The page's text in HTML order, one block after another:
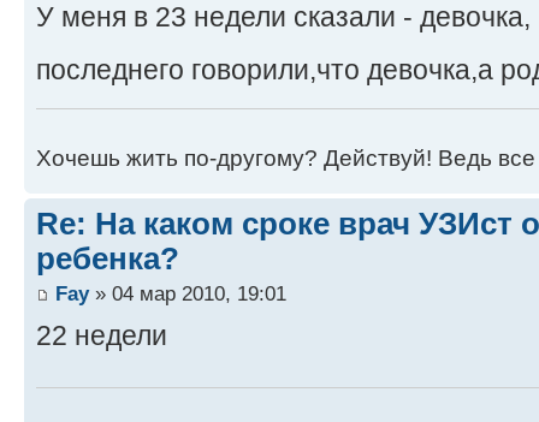
У меня в 23 недели сказали -
последнего говорили,что девочка,а
Хочешь жить по-другому? Действуй! Ведь все
Re: На каком сроке врач УЗИст
ребенка?
Fay» 04 мар 2010, 19:01
22 недели